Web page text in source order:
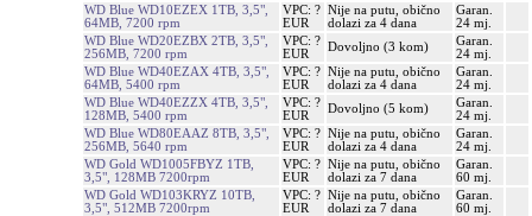
WD Blue WD10EZEX 1TB, 3,5",
64MB, 7200 rpm
VPC: ?
EUR
Nije na putu, obično
dolazi za 4 dana
Garan.
24 mj.
WD Blue WD20EZBX 2TB, 3,5",
256MB, 7200 rpm
VPC: ?
EUR
Dovoljno (3 kom)
Garan.
24 mj.
WD Blue WD40EZAX 4TB, 3,5",
64MB, 5400 rpm
VPC: ?
EUR
Nije na putu, obično
dolazi za 4 dana
Garan.
24 mj.
WD Blue WD40EZZX 4TB, 3,5",
128MB, 5400 rpm
VPC: ?
EUR
Dovoljno (5 kom)
Garan.
24 mj.
WD Blue WD80EAAZ 8TB, 3,5",
256MB, 5640 rpm
VPC: ?
EUR
Nije na putu, obično
dolazi za 4 dana
Garan.
24 mj.
WD Gold WD1005FBYZ 1TB,
3,5", 128MB 7200rpm
VPC: ?
EUR
Nije na putu, obično
dolazi za 7 dana
Garan.
60 mj.
WD Gold WD103KRYZ 10TB,
3,5", 512MB 7200rpm
VPC: ?
EUR
Nije na putu, obično
dolazi za 7 dana
Garan.
60 mj.